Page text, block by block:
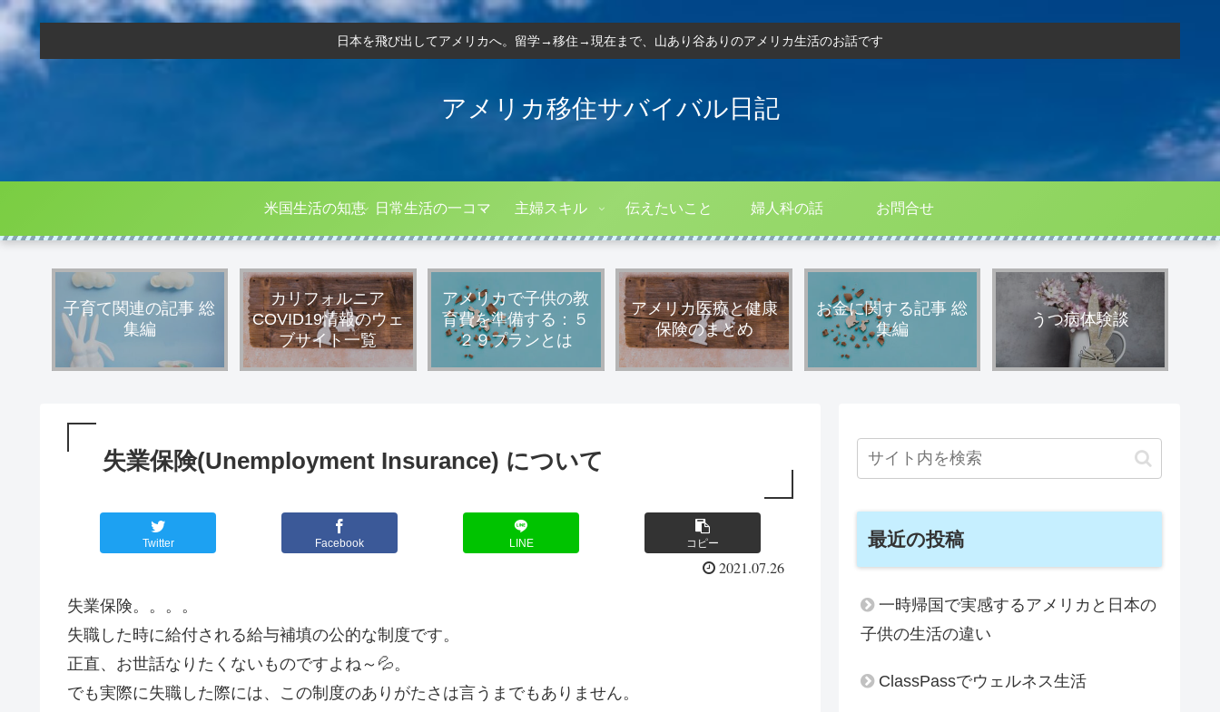
日本を飛び出してアメリカへ。留学→移住→現在まで、山あり谷ありのアメリカ生活のお話です
アメリカ移住サバイバル日記
米国生活の知恵 日常生活の一コマ 主婦スキル 伝えたいこと 婦人科の話 お問合せ
子育て関連の記事 総
集編
カリフォルニア
COVID19情報のウェ
ブサイト一覧
アメリカで子供の教
育費を準備する：５
２９プランとは
アメリカ医療と健康
保険のまとめ
お金に関する記事 総
集編
うつ病体験談
失業保険(Unemployment Insurance) について
Twitter Facebook LINE コピー
2021.07.26
失業保険。。。。
失職した時に給付される給与補填の公的な制度です。
正直、お世話なりたくないものですよね～💦。
でも実際に失職した際には、この制度のありがたさは言うまでもありません。
最近の投稿
一時帰国で実感するアメリカと日本の
子供の生活の違い
ClassPassでウェルネス生活